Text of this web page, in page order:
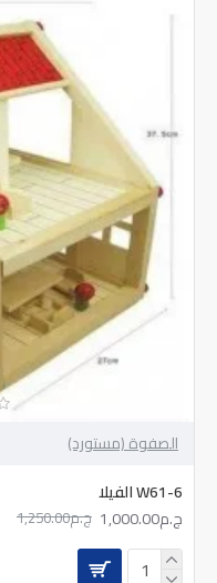
الصفوة (مستورد)
W61-6 الفيلا
ج.م1,000.00
ج.م1,250.00